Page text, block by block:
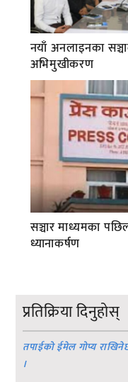
नयाँ अनलाइनका
अभिमुखीकरण
सञ्चार माध्यमका
ध्यानाकर्षण
प्रतिक्रिया दिनुहोस्
तपाईको ईमेल गोप्य
।